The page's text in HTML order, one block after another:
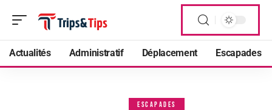
Actualités Administratif Déplacement Escapades
ESCAPADES